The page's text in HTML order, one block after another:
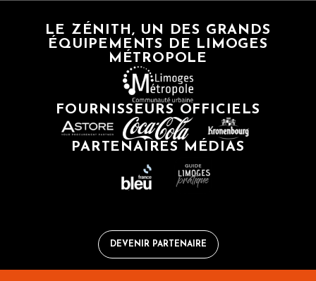
LE ZÉNITH, UN DES GRANDS
ÉQUIPEMENTS DE LIMOGES
MÉTROPOLE
FOURNISSEURS OFFICIELS
PARTENAIRES MÉDIAS
DEVENIR PARTENAIRE